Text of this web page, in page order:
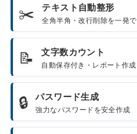
✂️ テキスト自動整形
全角半角・改行削除を一発で
📝 文字数カウント
自動保存付き・レポート作成
🔒 パスワード生成
強力なパスワードを安全作成